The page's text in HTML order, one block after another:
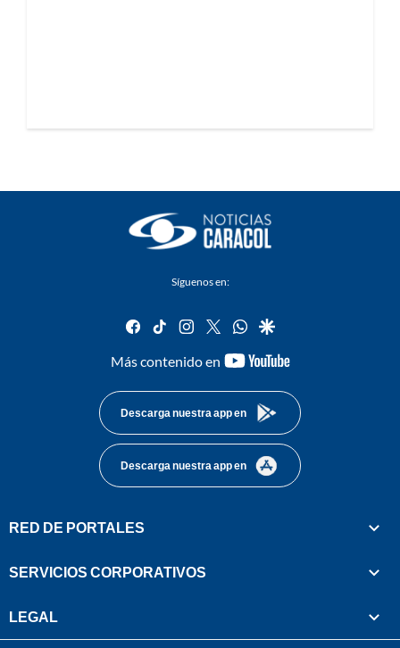
Síguenos en:
facebook
tiktok instagram
twitterwhatsapp
google
Más contenido en
youtube-
Descarga nuestra app en
Descarga nuestra app en
RED DE PORTALES
SERVICIOS CORPORATIVOS
LEGAL